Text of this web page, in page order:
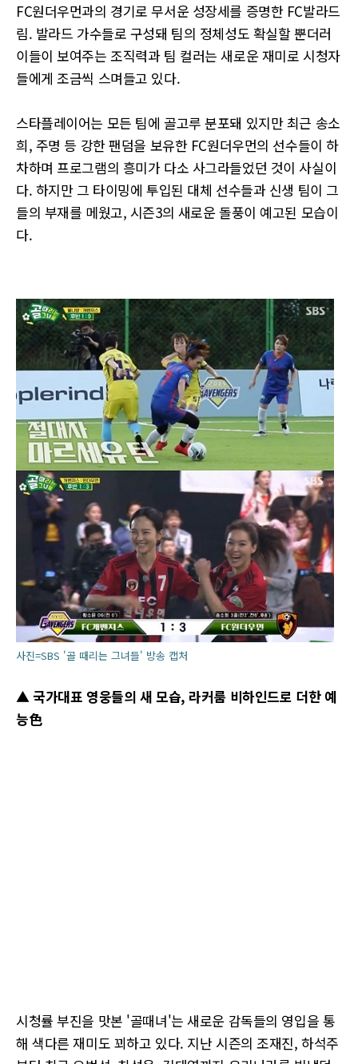
FC원더우먼과의 경기로 무서운 성장세를 증명한 FC발라드
림. 발라드 가수들로 구성돼 팀의 정체성도 확실할 뿐더러
이들이 보여주는 조직력과 팀 컬러는 새로운 재미로 시청자
들에게 조금씩 스며들고 있다.
스타플레이어는 모든 팀에 골고루 분포돼 있지만 최근 송소
희, 주명 등 강한 팬덤을 보유한 FC원더우먼의 선수들이 하
차하며 프로그램의 흥미가 다소 사그라들었던 것이 사실이
다. 하지만 그 타이밍에 투입된 대체 선수들과 신생 팀이 그
들의 부재를 메웠고, 시즌3의 새로운 돌풍이 예고된 모습이
다.
사진=SBS '골 때리는 그녀들' 방송 캡처
▲ 국가대표 영웅들의 새 모습, 라커룸 비하인드로 더한 예
능色
시청률 부진을 맛본 '골때녀'는 새로운 감독들의 영입을 통
해 색다른 재미도 꾀하고 있다. 지난 시즌의 조재진, 하석주